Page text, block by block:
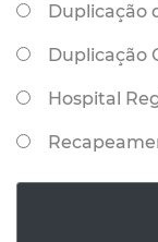
Duplicação
Duplicação
Hospital